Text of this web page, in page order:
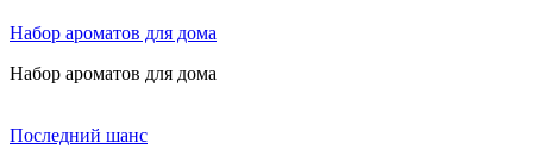
Набор ароматов для дома
Набор ароматов для дома
Последний шанс